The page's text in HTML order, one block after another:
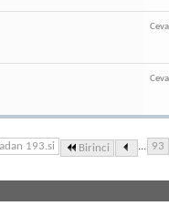
193.si Birinci ... 93